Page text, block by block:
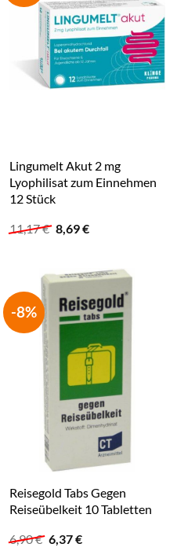
Lingumelt Akut 2 mg
Lyophilisat zum Einnehmen
12 Stück
11,17€ Ursprünglicher
Preis
8,69€Aktueller
8,69 €.
-8%
Reisegold Tabs Gegen
Reiseübelkeit 10 Tabletten
6,90€ Ursprünglicher
6,37€Aktueller